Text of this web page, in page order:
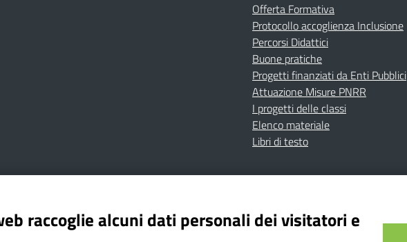
Offerta Formativa
Protocollo accoglienza Inclusione
Percorsi Didattici
Buone pratiche
Progetti finanziati da Enti Pubblici
Attuazione Misure PNRR
I progetti delle classi
Elenco materiale
Libri di testo
Privacy PolicyDichiarazione di accessibilitàContattiNote Legali
raccoglie alcuni dati personali dei visitatori e